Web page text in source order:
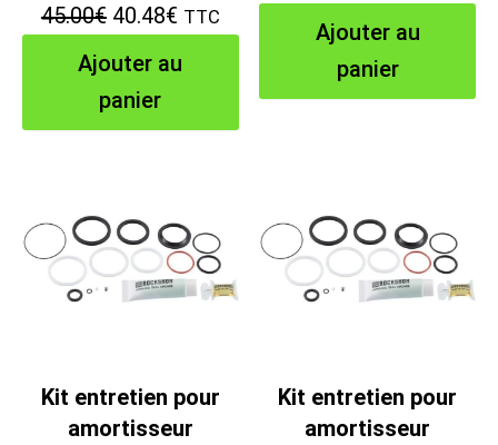
45.00€ Le
prix
initial
était :
40.48€Le
est :
TTC
Ajouter au
panier
prix
initial
était : est :
Ajouter au
panier
Kit entretien pour
amortisseur
Kit entretien pour
amortisseur